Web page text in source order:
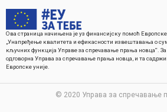
Ова страница начињена је уз финансијску помоћ Европске
„Унапређење квалитета и ефикасности извештавања о
кључних функција Управе за спречавање прања новца“.
одговорна Управа за спречавање прања новца, и та
Европске уније.
© 2020 Управа за спречавање